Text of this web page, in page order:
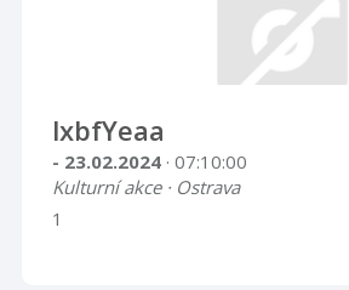
lxbfYeaa
- 23.02.2024 · 07:10:00
Kulturní akce · Ostrava
1